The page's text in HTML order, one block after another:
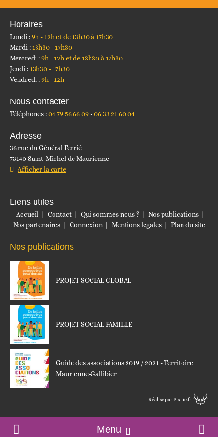
Menu
Horaires
Lundi :9h - 12h et de 13h30 à 17h30
Mardi :13h30 - 17h30
Mercredi :9h - 12h et de 13h30 à 17h30
Jeudi :13h30 - 17h30
Vendredi :9h - 12h
Nous contacter
Téléphones :04 79 56 66 09 06 33 21 60 04
Adresse
36 rue du Général Ferrié
73140 Saint-Michel de Maurienne
Afficher la carte
Liens utiles
Accueil Contact Qui sommes nous ?
Nos publications
Nos partenaires
Connexion Mentions légales Plan du site
Nos publications
PROJET SOCIAL GLOBAL
PROJET SOCIAL FAMILLE
Guide des associations 2019 / 2021 - Territoire
Maurienne-Gallibier
Réalisé par Pixilie.fr